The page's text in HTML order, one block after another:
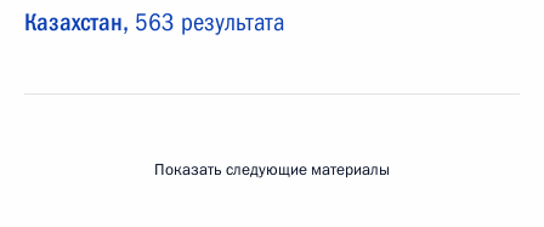
Казахстан, 563 результата
Показать следующие материалы